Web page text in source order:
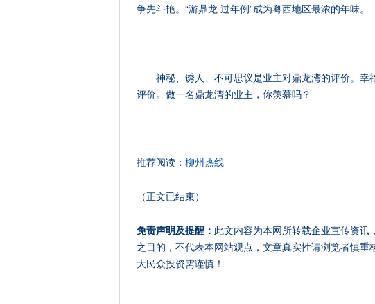
争先斗艳。“游鼎龙 过年例”成为粤西地区最浓的年味。
神秘、诱人、不可思议是业主对鼎龙湾的评价。
评价。做一名鼎龙湾的业主，你羡慕吗？
推荐阅读： 柳州热线
（正文已结束）
免责声明及提醒： 此文内容为本网所转载企业宣传资讯
之目的，不代表本网站观点，文章真实性请浏览者慎
大民众投资需谨慎！